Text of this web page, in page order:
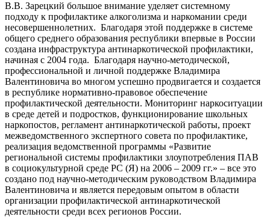
В.В. Зарецкий большое внимание уделяет системному
подходу к профилактике алкоголизма и наркомании среди
несовершеннолетних. Благодаря этой поддержке в системе
общего среднего образования республики впервые в России
создана инфраструктура антинаркотической профилактики,
начиная с 2004 года. Благодаря научно-методической,
профессиональной и личной поддержке Владимира
Валентиновича во многом успешно продвигается и создается
в республике нормативно-правовое обеспечение
профилактической деятельности. Мониторинг наркоситуации
в среде детей и подростков, функционирование школьных
наркопостов, регламент антинаркотической работы, проект
межведомственного экспертного совета по профилактике,
реализация ведомственной программы «Развитие
региональной системы профилактики злоупотребления ПАВ
в социокультурной среде РС (Я) на 2006 – 2009 гг.» – все это
создано под научно-методическим руководством Владимира
Валентиновича и является передовым опытом в области
организации профилактической антинаркотической
деятельности среди всех регионов России.